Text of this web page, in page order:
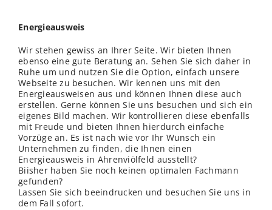
Energieausweis
Wir stehen gewiss an Ihrer Seite. Wir bieten Ihnen
ebenso eine gute Beratung an. Sehen Sie sich daher in
Ruhe um und nutzen Sie die Option, einfach unsere
Webseite zu besuchen. Wir kennen uns mit den
Energieausweisen aus und können Ihnen diese auch
erstellen. Gerne können Sie uns besuchen und sich ein
eigenes Bild machen. Wir kontrollieren diese ebenfalls
mit Freude und bieten Ihnen hierdurch einfache
Vorzüge an. Es ist nach wie vor Ihr Wunsch ein
Unternehmen zu finden, die Ihnen einen
Energieausweis in Ahrenviölfeld ausstellt?
Biisher haben Sie noch keinen optimalen Fachmann
gefunden?
Lassen Sie sich beeindrucken und besuchen Sie uns in
dem Fall sofort.